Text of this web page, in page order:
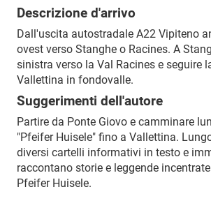
Descrizione d'arrivo
Dall'uscita autostradale A22 Vipiteno
ovest verso Stanghe o Racines. A
sinistra verso la Val Racines e seguire
Vallettina in fondovalle.
Suggerimenti dell'autore
Partire da Ponte Giovo e camminare
"Pfeifer Huisele" fino a Vallettina.
diversi cartelli informativi in testo e
raccontano storie e leggende
Pfeifer Huisele.